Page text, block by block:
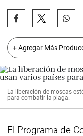
+ Agregar Más
La liberación de moscas
para combatir la plaga.
El Programa de